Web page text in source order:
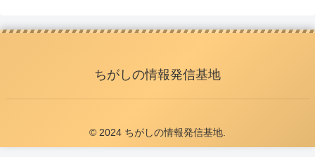
ちがしの情報発信基地
© 2024 ちがしの情報発信基地.